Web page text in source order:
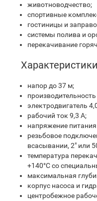
животноводчество;
спортивные
гостиницы и
системы полива и
перекачивание
напор до 37 м;
электродвигатель
рабочий ток 9,3 A;
напряжение
резьбовое
всасывании, 2" или
температура
+140°C со
максимальная
корпус насоса и
центробежное